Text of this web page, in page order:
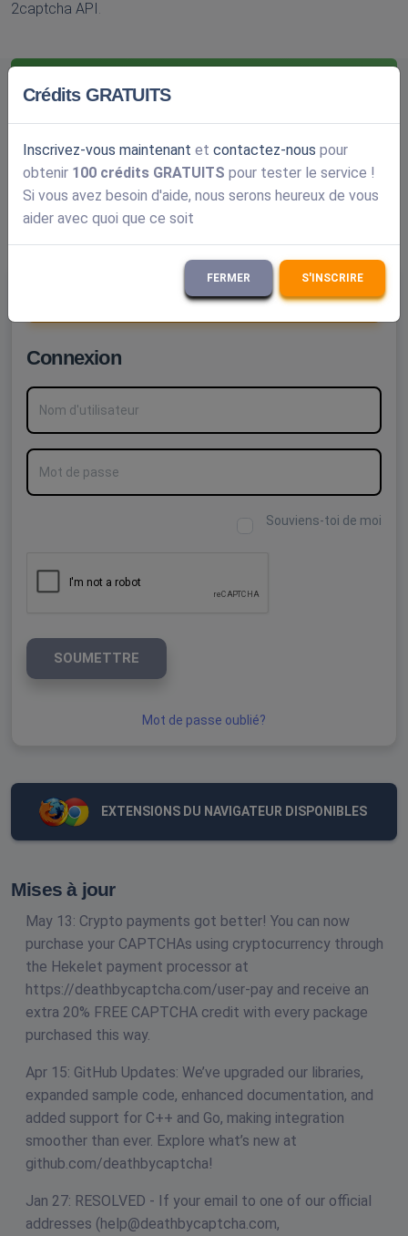
2captcha API
Temps De Résolution Moyen
1 secondes - Normal CAPTCHAs(1 min. il y a)
20 secondes - reCAPTCHA V2, V3(1 min. il y a)
9 secondes - autres
Créer un compte gratuit
Connexion
Nom d'utilisateur
Mot de passe
Souviens-toi de moi
SOUMETTRE
Mot de passe oublié?
EXTENSIONS DU NAVIGATEUR DISPONIBLES
Mises à jour
May 13: Crypto payments got better! You can now
purchase your CAPTCHAs using cryptocurrency through
the Hekelet payment processor at
https://deathbycaptcha.com/user-pay and receive an
extra 20% FREE CAPTCHA credit with every package
purchased this way.
Apr 15: GitHub Updates: We’ve upgraded our libraries,
expanded sample code, enhanced documentation, and
added support for C++ and Go, making integration
smoother than ever. Explore what’s new at
github.com/deathbycaptcha!
Jan 27: RESOLVED - If your email to one of our official
addresses (help@deathbycaptcha.com,
Crédits GRATUITS
Inscrivez-vous maintenant et contactez-nous pour
obtenir 100 crédits GRATUITS pour tester le service !
Si vous avez besoin d'aide, nous serons heureux de vous
aider avec quoi que ce soit
FERMER S'INSCRIRE